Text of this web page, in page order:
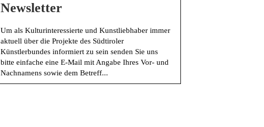
Newsletter
Um als Kulturinteressierte und Kunstliebhaber immer
aktuell über die Projekte des Südtiroler
Künstlerbundes informiert zu sein senden Sie uns
bitte einfache eine E-Mail mit Angabe Ihres Vor- und
Nachnamens sowie dem Betreff...